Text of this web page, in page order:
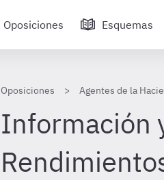
Oposiciones Esquemas
Oposiciones Agentes de la
Información